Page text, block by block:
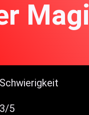
Schwierigkeit
3/5